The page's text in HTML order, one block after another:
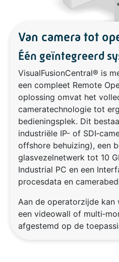
Van camera tot
Één geïntegreerd
VisualFusionCentral® is
een compleet Remote
oplossing omvat het
cameratechnologie tot
bedieningsplek. Dit
industriële IP- of
offshore behuizing), een
glasvezelnetwerk tot 10
Industrial PC en een
procesdata en
Aan de operatorzijde
een videowall of
afgestemd op de